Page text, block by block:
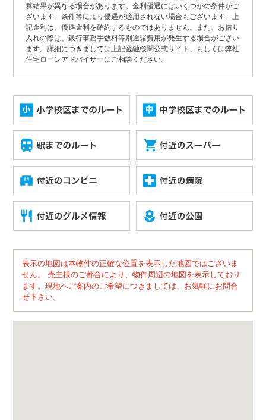
算結果が異なる場合があります。金利優遇にはいくつかの条件がご
ざいます。条件等により優遇が適用されない場合もございます。上
記金利は、優遇金利を確約するものではありません。また、お借り
入れの際は、銀行事務手数料等別途諸費用が発生する場合がござい
ます。詳細につきましては上記金融機関公式サイト、もしくは弊社
住宅ローンアドバイザーにご相談ください。
表示の地図は本物件の正確な位置を表示した地図ではございま
せん。 売主様のご都合により、物件周辺の地図を表示しており
ます。現地へご案内のご希望につきましては、お気軽にお問合
せ下さい。